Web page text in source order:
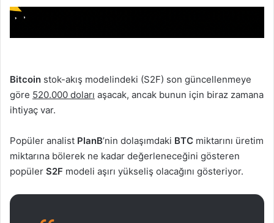
Bitcoin stok-akış modelindeki (S2F) son güncellenmeye
göre 520.000 doları aşacak, ancak bunun için biraz zamana
ihtiyaç var.
Popüler analist PlanB’nin dolaşımdaki BTC miktarını üretim
miktarına bölerek ne kadar değerleneceğini gösteren
popüler S2F modeli aşırı yükseliş olacağını gösteriyor.